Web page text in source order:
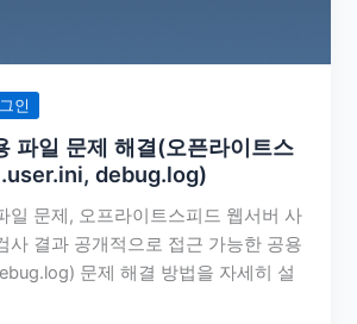
인
파일 문제 해결(오픈라이트스
.user.ini, debug.log)
일 문제, 오프라이트스피드 웹서버 사
사 결과 공개적으로 접근 가능한 공용
문제 해결 방법을 자세히 설